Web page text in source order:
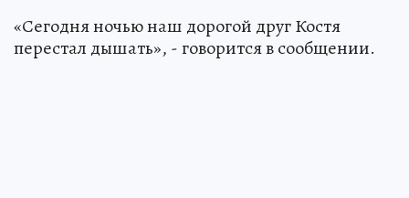
«Сегодня ночью наш дорогой друг Костя
перестал дышать», - говорится в сообщении.